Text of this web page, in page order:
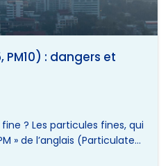
PM10) : dangers et
? Les particules fines, qui
» de l’anglais (Particulate…